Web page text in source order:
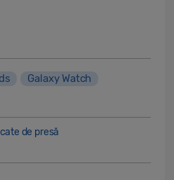
Galaxy Watch
de presă